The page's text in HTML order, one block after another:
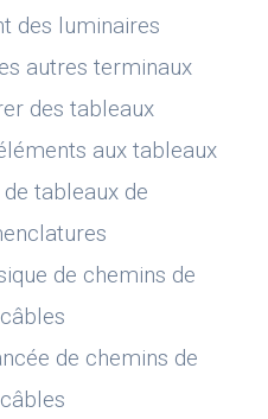
des luminaires
autres terminaux
des tableaux
aux tableaux
tableaux de
de chemins de
câbles
de chemins de
câbles